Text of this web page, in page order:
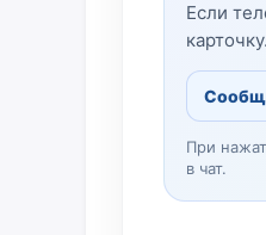
Если
карточку.
При
в чат.